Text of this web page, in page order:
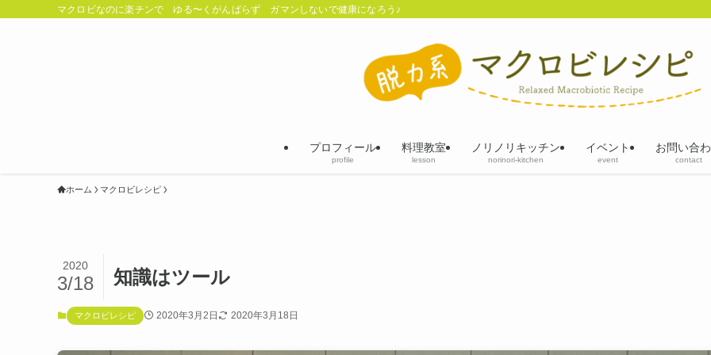
マクロビなのに楽チンで ゆる〜くがんばらず ガマンしないで健康になろう♪
プロフィール
profile
料理教室
lesson
ノリノリキッチン
norinori-kitchen
イベント
event
お問い合
contact
ホーム マクロビレシピ
知識はツール
2020
3/18
マクロビレシピ 2020年3月2日 2020年3月18日